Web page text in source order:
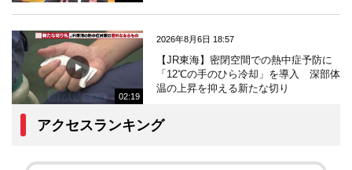
02:19
2026年8月6日 18:57
【JR東海】密閉空間での熱中症予防に
「12℃の手のひら冷却」を導入 深部体
温の上昇を抑える新たな切り
アクセスランキング